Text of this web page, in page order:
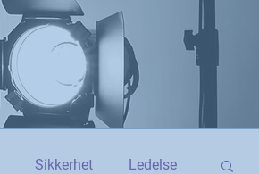
Sikkerhet Ledelse